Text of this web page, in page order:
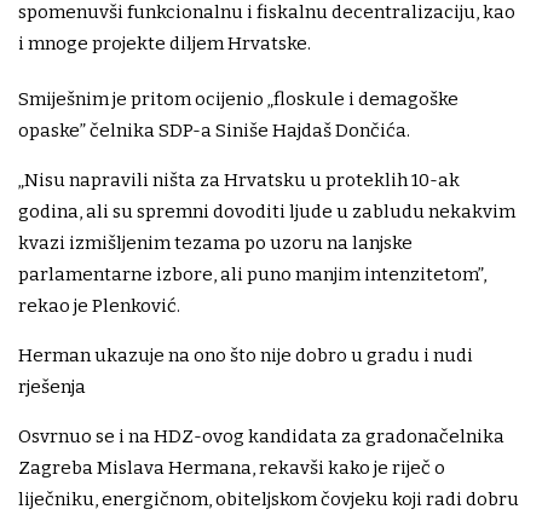
spomenuvši funkcionalnu i fiskalnu decentralizaciju, kao
i mnoge projekte diljem Hrvatske.
Smiješnim je pritom ocijenio „floskule i demagoške
opaske” čelnika SDP-a Siniše Hajdaš Dončića.
„Nisu napravili ništa za Hrvatsku u proteklih 10-ak
godina, ali su spremni dovoditi ljude u zabludu nekakvim
kvazi izmišljenim tezama po uzoru na lanjske
parlamentarne izbore, ali puno manjim intenzitetom”,
rekao je Plenković.
Herman ukazuje na ono što nije dobro u gradu i nudi
rješenja
Osvrnuo se i na HDZ-ovog kandidata za gradonačelnika
Zagreba Mislava Hermana, rekavši kako je riječ o
liječniku, energičnom, obiteljskom čovjeku koji radi dobru